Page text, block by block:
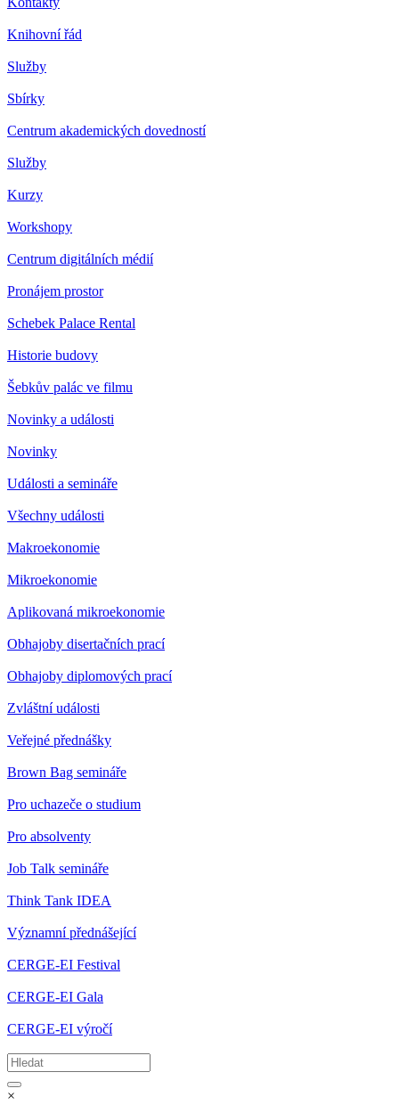
Knihovní řád
Služby
Sbírky
Centrum akademických dovedností
Služby
Kurzy
Workshopy
Centrum digitálních médií
Pronájem prostor
Schebek Palace Rental
Historie budovy
Šebkův palác ve filmu
Novinky a události
Novinky
Události a semináře
Všechny události
Makroekonomie
Mikroekonomie
Aplikovaná mikroekonomie
Obhajoby disertačních prací
Obhajoby diplomových prací
Zvláštní události
Veřejné přednášky
Brown Bag semináře
Pro uchazeče o studium
Pro absolventy
Job Talk semináře
Think Tank IDEA
Významní přednášející
CERGE-EI Festival
CERGE-EI Gala
CERGE-EI výročí
×